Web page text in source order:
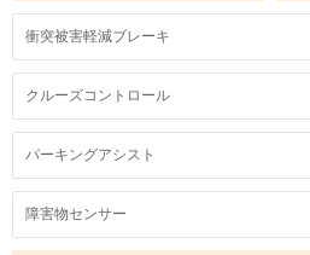
衝突被害軽減ブレーキ
クルーズコントロール
パーキングアシスト
障害物センサー